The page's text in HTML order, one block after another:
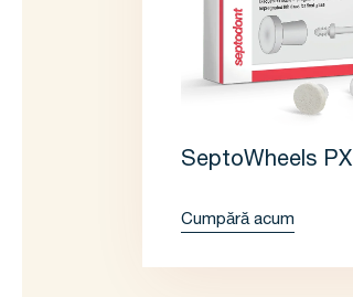
SeptoWheels PX
Cumpără acum